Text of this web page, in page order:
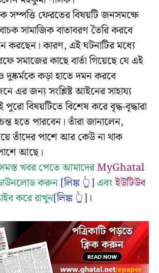
সম্পত্তি ফেরতের বিষয়টি জনসমক্ষে
সামাজিক বাতাবরণ তৈরি করবে
করছেন। কারণ, এই ঘটনাটির মধ্যে
সমাজের কাছে বার্তা গিয়েছে যে এই
কড়া হাতে দমন করবে
এর জন্য সংশ্লিষ্ট আইনের সাহায্য
পুরো বিষয়টিতে বিশেষ করে বৃদ্ধ-বৃদ্ধারা
হতে পারবেন। তাঁরা জানালেন,
তাঁদের পাশে আর কেউ না থাক
আছে।
খবর পেতে আমাদেরMyGhatal
করুন[লিঙ্ক 👆] এবংইউটিউব
করে রাখুন[লিঙ্ক 👆] ।